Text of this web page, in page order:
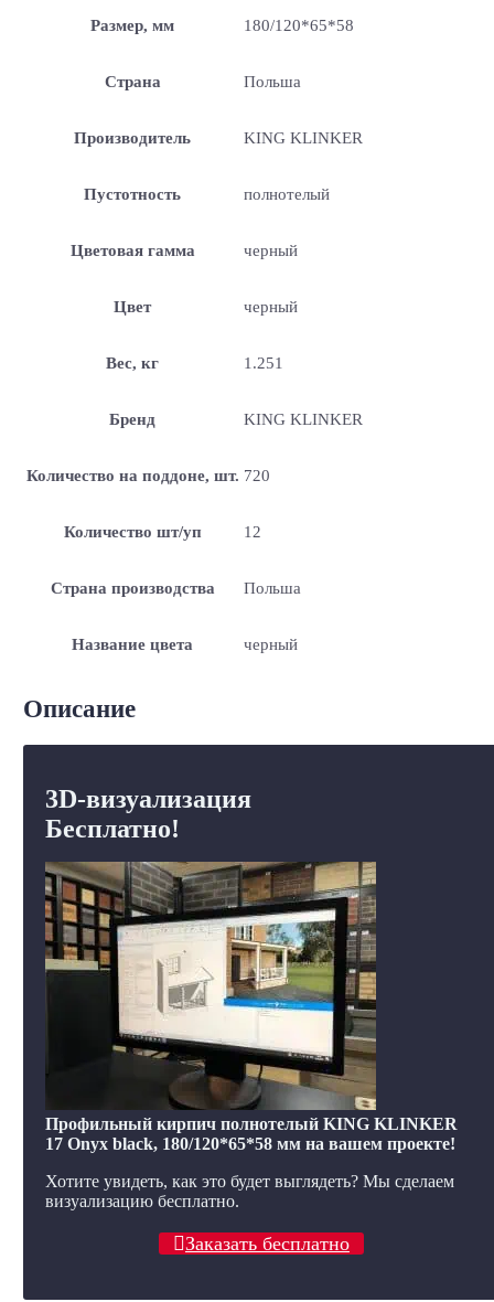
Размер, мм 180/120*65*58
Страна Польша
Производитель KING KLINKER
Пустотность полнотелый
Цветовая гамма черный
Цвет черный
Вес, кг 1.251
Бренд KING KLINKER
Количество на поддоне, шт. 720
Количество шт/уп 12
Страна производства Польша
Название цвета черный
Описание
3D-визуализация
Бесплатно!
Профильный кирпич полнотелый KING KLINKER
17 Onyx black, 180/120*65*58 мм на вашем проекте!
Хотите увидеть, как это будет выглядеть? Мы сделаем
визуализацию бесплатно.
Заказать бесплатно